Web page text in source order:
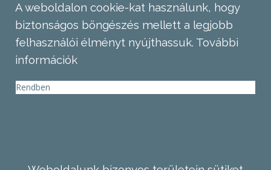
A weboldalon cookie-kat használunk, hogy
biztonságos böngészés mellett a legjobb
felhasználói élményt nyújthassuk. További
információk
Rendben